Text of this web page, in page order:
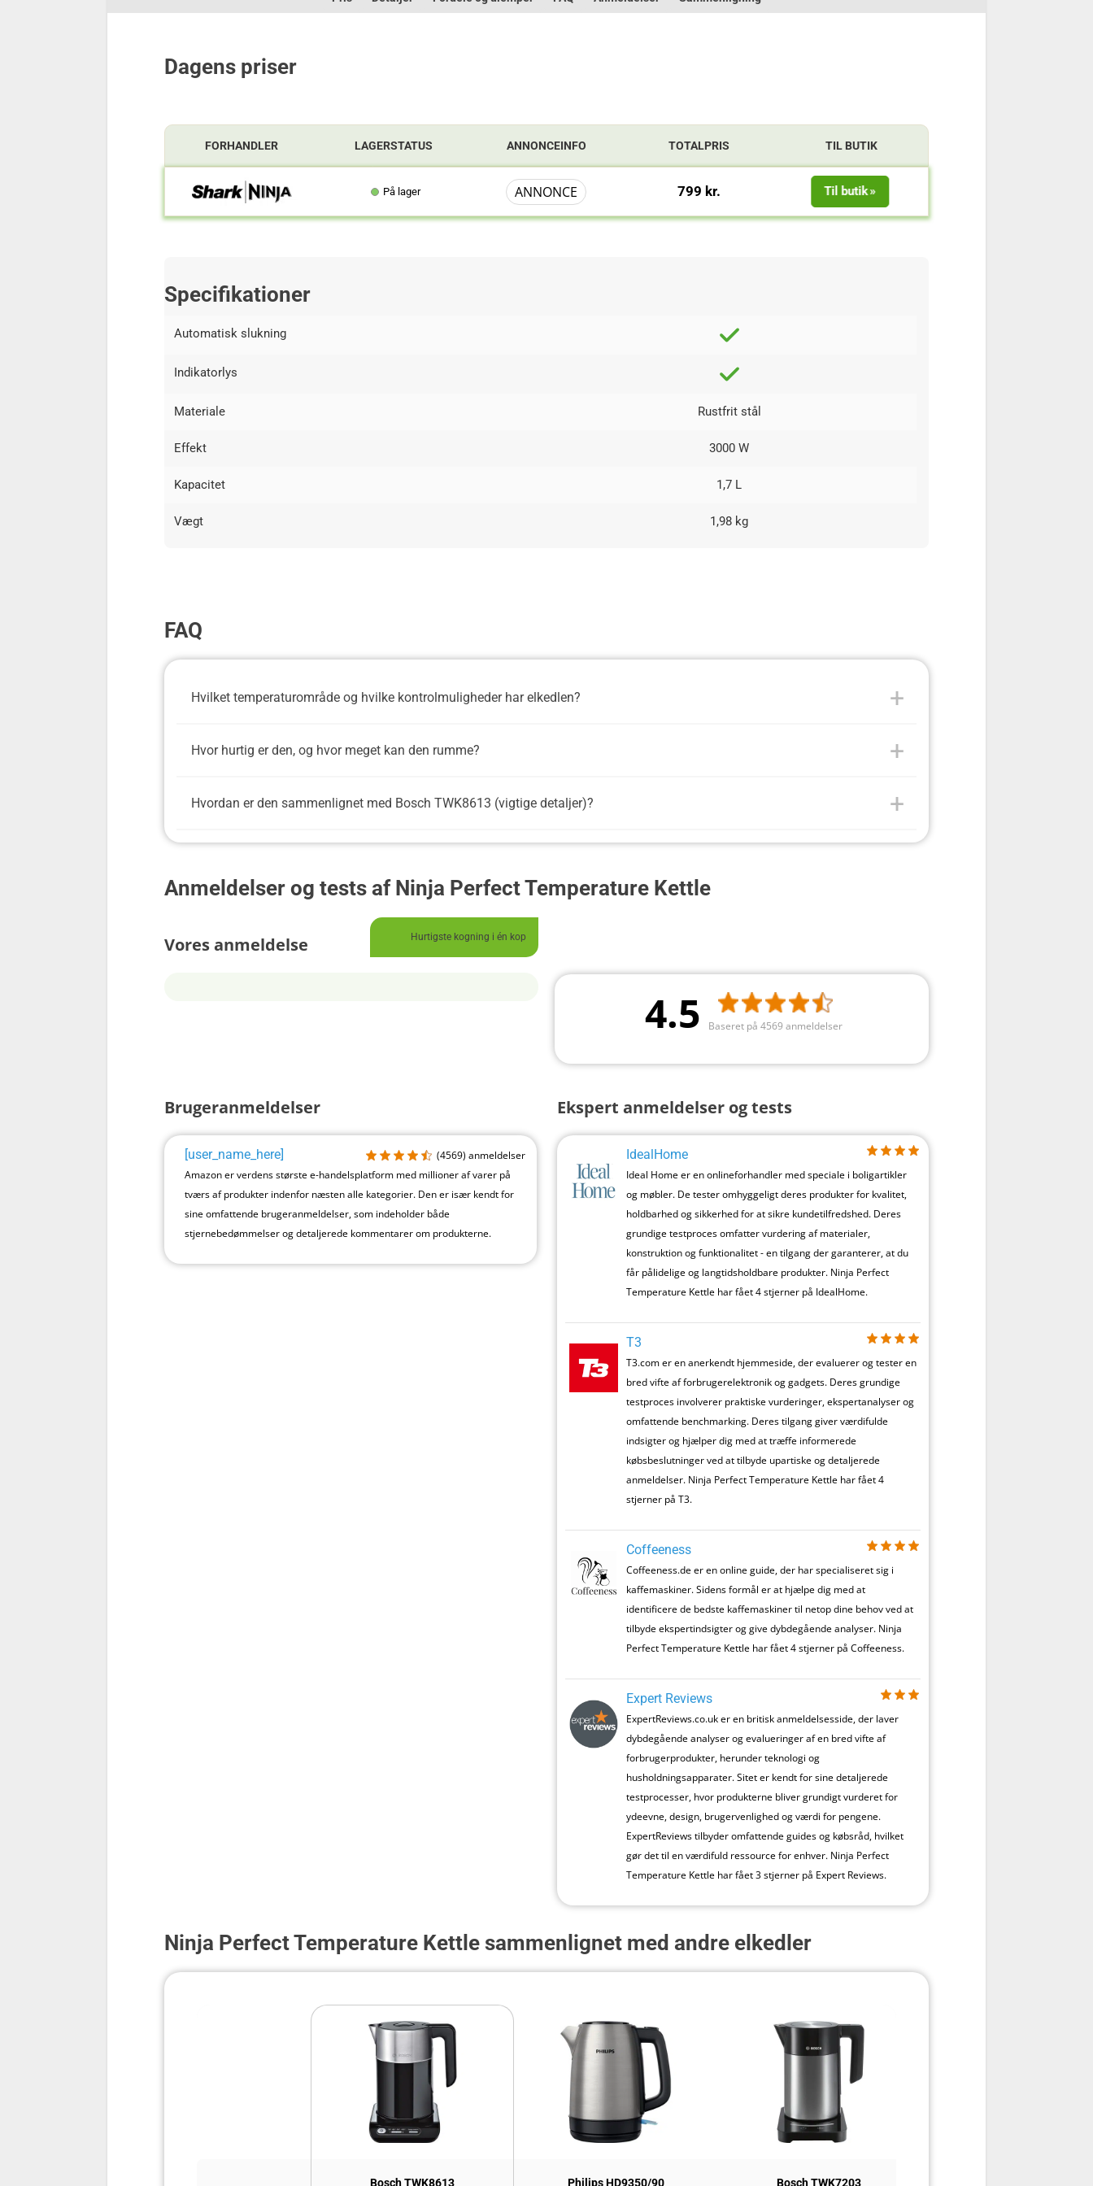
Dagens priser
FORHANDLER LAGERSTATUS ANNONCEINFO TOTALPRIS TIL BUTIK
På lager ANNONCE 799 kr. Til butik
Specifikationer
Automatisk slukning
Indikatorlys
Materiale Rustfrit stål
Effekt 3000 W
Kapacitet 1,7 L
Vægt 1,98 kg
FAQ
Hvilket temperaturområde og hvilke kontrolmuligheder har elkedlen?
Hvor hurtig er den, og hvor meget kan den rumme?
Hvordan er den sammenlignet med Bosch TWK8613 (vigtige detaljer)?
Anmeldelser og tests af Ninja Perfect Temperature Kettle
Vores anmeldelse Hurtigste kogning i én kop
4.5 Baseret på 4569 anmeldelser
Brugeranmeldelser
[user_name_here] (4569) anmeldelser
Amazon er verdens største e-handelsplatform med millioner af varer på
tværs af produkter indenfor næsten alle kategorier. Den er især kendt for
sine omfattende brugeranmeldelser, som indeholder både
stjernebedømmelser og detaljerede kommentarer om produkterne.
Ekspert anmeldelser og tests
IdealHome
Ideal Home er en onlineforhandler med speciale i boligartikler
og møbler. De tester omhyggeligt deres produkter for kvalitet,
holdbarhed og sikkerhed for at sikre kundetilfredshed. Deres
grundige testproces omfatter vurdering af materialer,
konstruktion og funktionalitet - en tilgang der garanterer, at du
får pålidelige og langtidsholdbare produkter. Ninja Perfect
Temperature Kettle har fået 4 stjerner på IdealHome.
T3
T3.com er en anerkendt hjemmeside, der evaluerer og tester en
bred vifte af forbrugerelektronik og gadgets. Deres grundige
testproces involverer praktiske vurderinger, ekspertanalyser og
omfattende benchmarking. Deres tilgang giver værdifulde
indsigter og hjælper dig med at træffe informerede
købsbeslutninger ved at tilbyde upartiske og detaljerede
anmeldelser. Ninja Perfect Temperature Kettle har fået 4
stjerner på T3.
Coffeeness
Coffeeness.de er en online guide, der har specialiseret sig i
kaffemaskiner. Sidens formål er at hjælpe dig med at
identificere de bedste kaffemaskiner til netop dine behov ved at
tilbyde ekspertindsigter og give dybdegående analyser. Ninja
Perfect Temperature Kettle har fået 4 stjerner på Coffeeness.
Expert Reviews
ExpertReviews.co.uk er en britisk anmeldelsesside, der laver
dybdegående analyser og evalueringer af en bred vifte af
forbrugerprodukter, herunder teknologi og
husholdningsapparater. Sitet er kendt for sine detaljerede
testprocesser, hvor produkterne bliver grundigt vurderet for
ydeevne, design, brugervenlighed og værdi for pengene.
ExpertReviews tilbyder omfattende guides og købsråd, hvilket
gør det til en værdifuld ressource for enhver. Ninja Perfect
Temperature Kettle har fået 3 stjerner på Expert Reviews.
Ninja Perfect Temperature Kettle sammenlignet med andre elkedler
Bosch TWK8613 Philips HD9350/90 Bosch TWK7203